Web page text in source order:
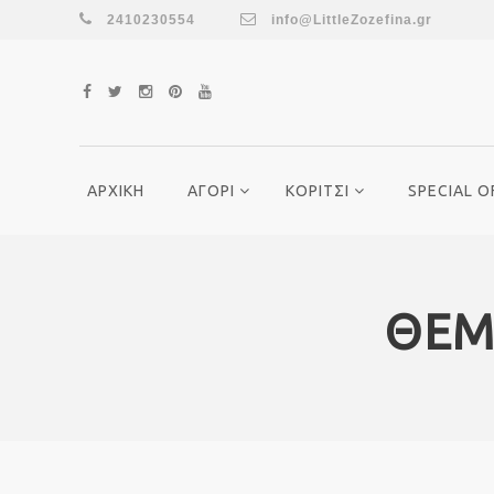
2410230554 info@LittleZozefina.gr
ΑΡΧΙΚΗ ΑΓΟΡΙ ΚΟΡΙΤΣΙ SPECIAL